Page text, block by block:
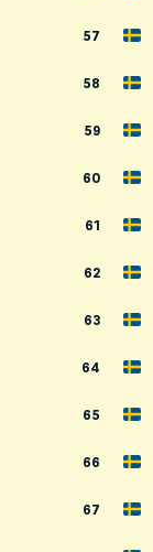
57
58
59
60
61
62
63
64
65
66
67